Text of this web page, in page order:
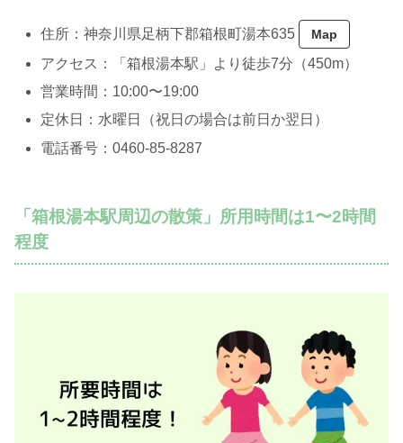
住所：神奈川県足柄下郡箱根町湯本635 Map
アクセス：「箱根湯本駅」より徒歩7分（450m）
営業時間：10:00〜19:00
定休日：水曜日（祝日の場合は前日か翌日）
電話番号：0460-85-8287
「箱根湯本駅周辺の散策」所用時間は1〜2時間
程度